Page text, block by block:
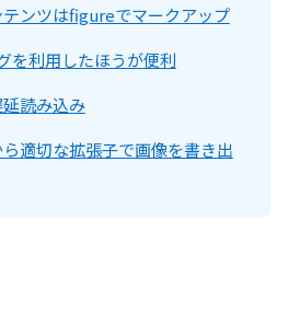
ンツはfigureでマークアップ
を利用したほうが便利
読み込み
適切な拡張子で画像を書き出